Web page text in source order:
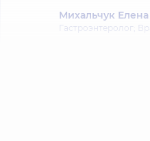
Михальчук
Гастроэнтеролог;